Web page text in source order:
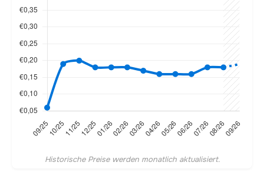
Historische Preise werden monatlich aktualisiert.